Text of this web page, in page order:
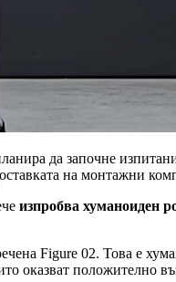
да започне
на монтажни
изпробва хуманоиден
Figure 02. Това е
оказват положително